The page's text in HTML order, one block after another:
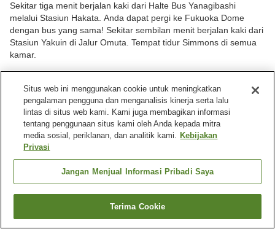
Sekitar tiga menit berjalan kaki dari Halte Bus Yanagibashi
melalui Stasiun Hakata. Anda dapat pergi ke Fukuoka Dome
dengan bus yang sama! Sekitar sembilan menit berjalan kaki dari
Stasiun Yakuin di Jalur Omuta. Tempat tidur Simmons di semua
kamar.
Lihat di peta
Baik Ulasan:175
Beranda Jepang Fukuoka
Kota Fukuoka
Hotel Livemax Fukuoka Tenjin
Cari kamar
Situs web ini menggunakan cookie untuk meningkatkan
pengalaman pengguna dan menganalisis kinerja serta lalu
lintas di situs web kami. Kami juga membagikan informasi
tentang penggunaan situs kami oleh Anda kepada mitra
media sosial, periklanan, dan analitik kami. Kebijakan
Privasi
Jangan Menjual Informasi Pribadi Saya
Terima Cookie